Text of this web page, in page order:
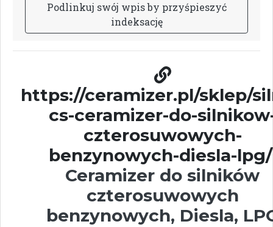
Podlinkuj swój wpisby przyśpieszyć
indeksację
https://ceramizer.pl/sklep/
cs-ceramizer-do-
czterosuwowych-
benzynowych-diesla-
Ceramizer do silników
czterosuwowych
benzynowych, Diesla,